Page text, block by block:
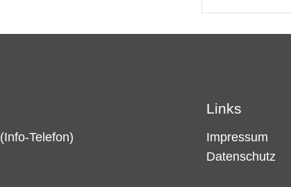
(Info-Telefon)
Links
Impressum
Datenschutz